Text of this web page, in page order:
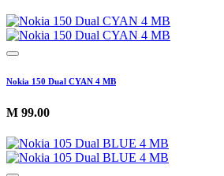
Nokia 150 Dual CYAN 4 MB
M 99.00